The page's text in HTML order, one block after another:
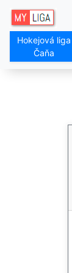
Hokejová liga
Čaňa